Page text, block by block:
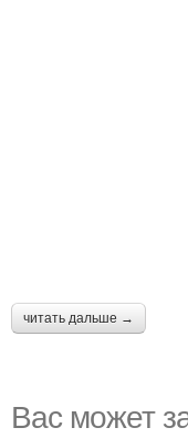
читать дальше →
Вас может